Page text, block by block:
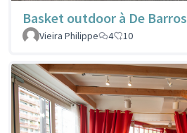
Basket outdoor à De Barros
Vieira Philippe
4 10